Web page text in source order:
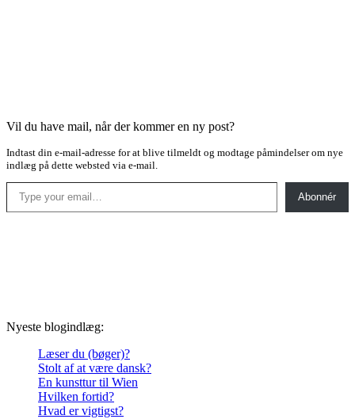
Vil du have mail, når der kommer en ny post?
Indtast din e-mail-adresse for at blive tilmeldt og modtage påmindelser om nye
indlæg på dette websted via e-mail.
Type your email…
Abonnér
Nyeste blogindlæg:
Læser du (bøger)?
Stolt af at være dansk?
En kunsttur til Wien
Hvilken fortid?
Hvad er vigtigst?